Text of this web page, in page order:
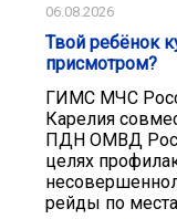
06.08.2026
Твой ребёнок
присмотром?
ГИМС МЧС
Карелия
ПДН ОМВД
целях
рейды по